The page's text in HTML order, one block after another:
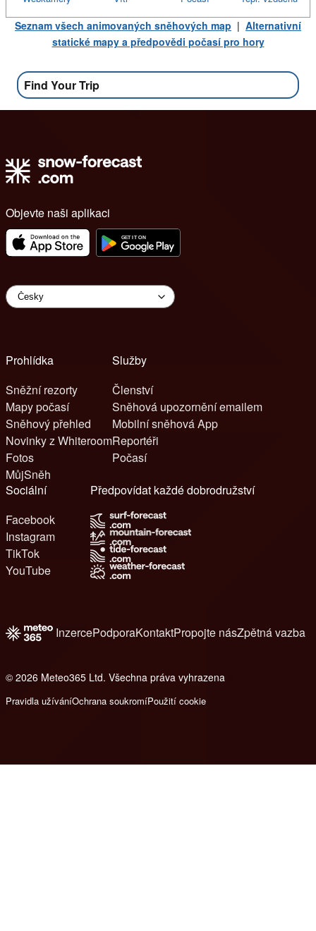
Seznam všech animovaných sněhových map | Alternativní
statické mapy a předpovědi počasí pro hory
Find Your Trip
Objevte naši aplikaci
Prohlídka
Sněžní rezorty
Mapy počasí
Sněhový přehled
Novinky z Whiteroom
Fotos
MůjSněh
Služby
Členství
Sněhová upozornění emailem
Mobilní sněhová App
Reportéři
Počasí
Sociální
Facebook
Instagram
TikTok
YouTube
Předpovídat každé dobrodružství
InzercePodporaKontaktPropojte násZpětná vazba
© 2026 Meteo365 Ltd. Všechna práva vyhrazena
Pravidla užíváníOchrana soukromíPoužití cookie